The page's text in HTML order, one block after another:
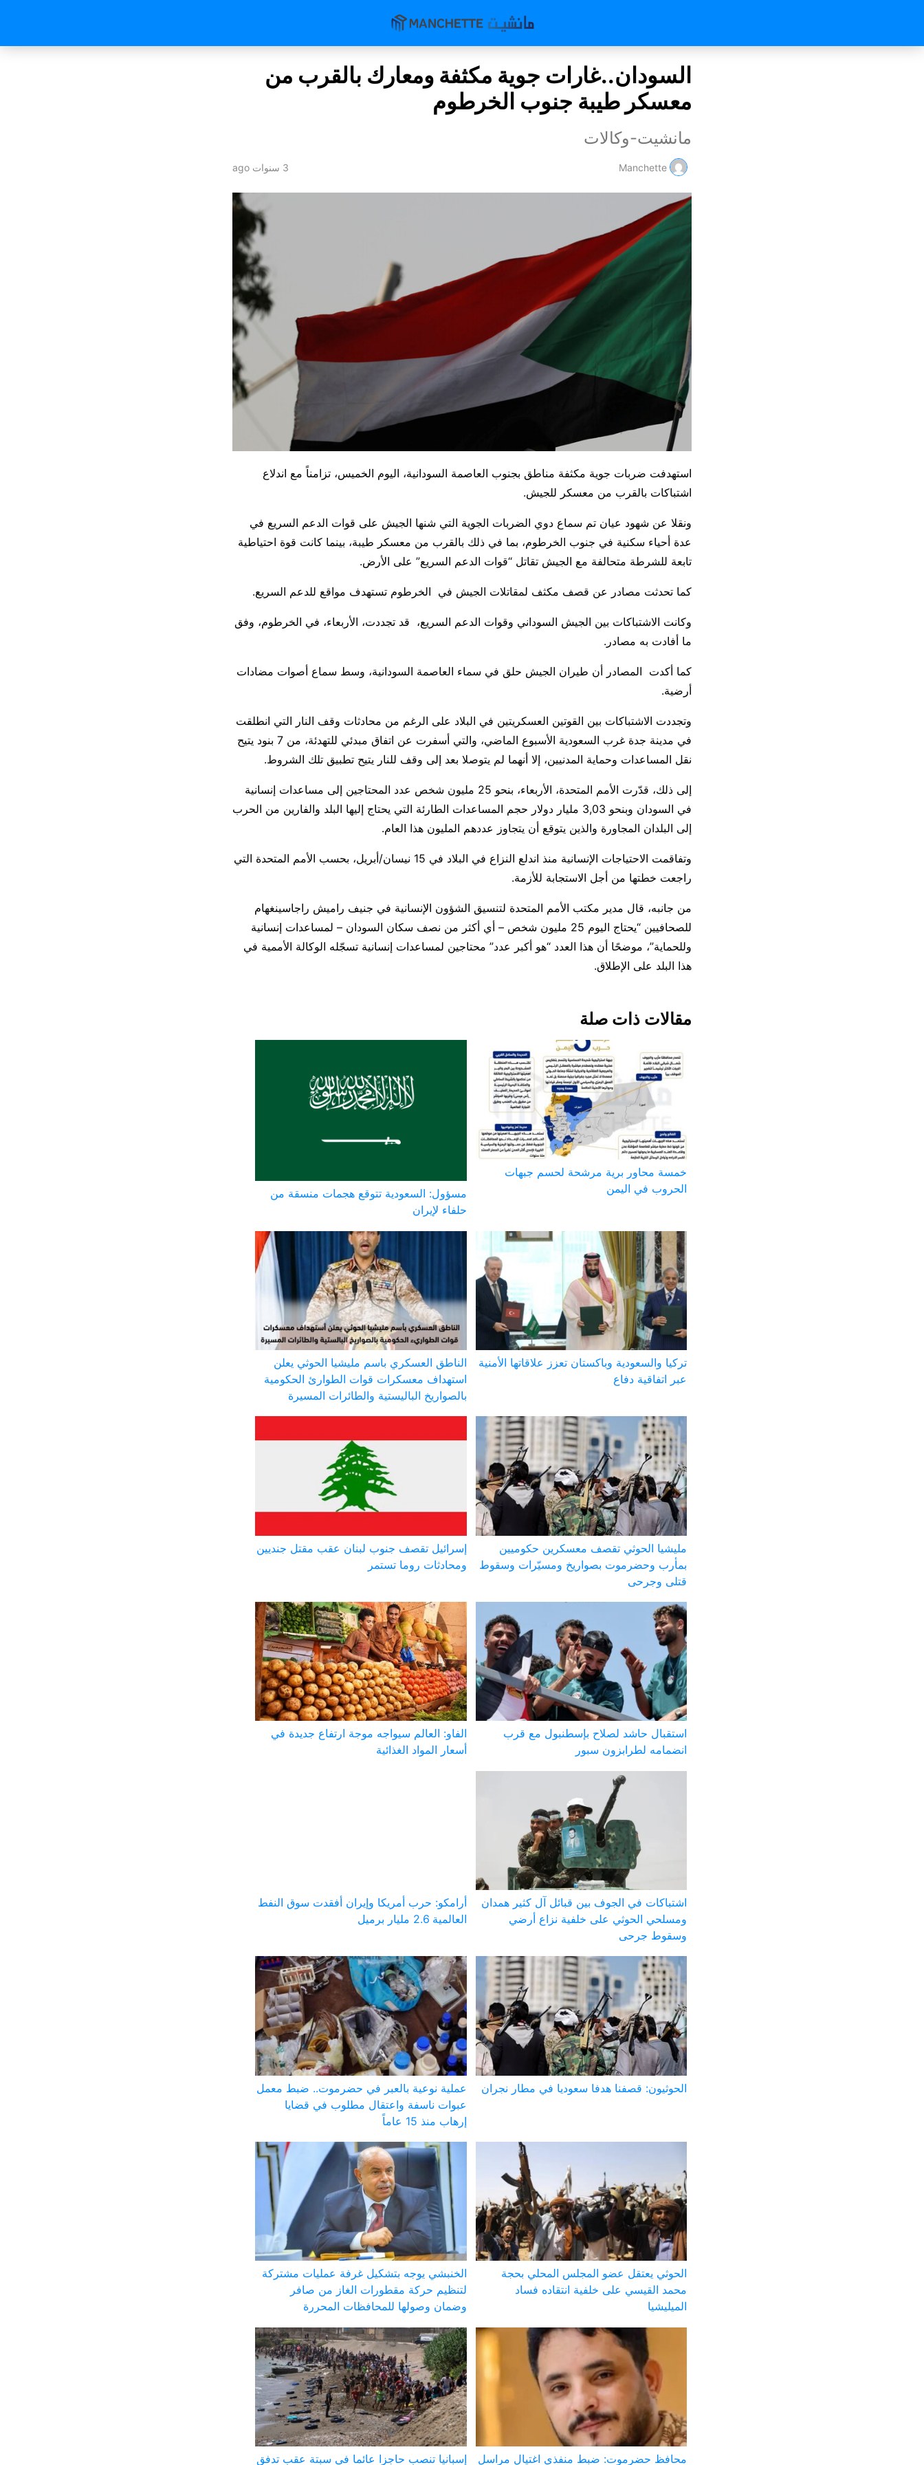
السودان..غارات جوية مكثفة ومعارك بالقرب من
معسكر طيبة جنوب الخرطوم
مانشيت-وكالات
Manchette 3 سنوات ago
استهدفت ضربات جوية مكثفة مناطق بجنوب العاصمة السودانية، اليوم الخميس، تزامناً مع اندلاع
اشتباكات بالقرب من معسكر للجيش.
ونقلا عن شهود عيان تم سماع دوي الضربات الجوية التي شنها الجيش على قوات الدعم السريع في
عدة أحياء سكنية في جنوب الخرطوم، بما في ذلك بالقرب من معسكر طيبة، بينما كانت قوة احتياطية
تابعة للشرطة متحالفة مع الجيش تقاتل “قوات الدعم السريع” على الأرض.
كما تحدثت مصادر عن قصف مكثف لمقاتلات الجيش في الخرطوم تستهدف مواقع للدعم السريع.
وكانت الاشتباكات بين الجيش السوداني وقوات الدعم السريع، قد تجددت، الأربعاء، في الخرطوم، وفق
ما أفادت به مصادر.
كما أكدت المصادر أن طيران الجيش حلق في سماء العاصمة السودانية، وسط سماع أصوات مضادات
أرضية.
وتجددت الاشتباكات بين القوتين العسكريتين في البلاد على الرغم من محادثات وقف النار التي انطلقت
في مدينة جدة غرب السعودية الأسبوع الماضي، والتي أسفرت عن اتفاق مبدئي للتهدئة، من 7 بنود يتيح
نقل المساعدات وحماية المدنيين، إلا أنهما لم يتوصلا بعد إلى وقف للنار يتيح تطبيق تلك الشروط.
إلى ذلك، قدّرت الأمم المتحدة، الأربعاء، بنحو 25 مليون شخص عدد المحتاجين إلى مساعدات إنسانية
في السودان وبنحو 3,03 مليار دولار حجم المساعدات الطارئة التي يحتاج إليها البلد والفارين من الحرب
إلى البلدان المجاورة والذين يتوقع أن يتجاوز عددهم المليون هذا العام.
وتفاقمت الاحتياجات الإنسانية منذ اندلع النزاع في البلاد في 15 نيسان/أبريل، بحسب الأمم المتحدة التي
راجعت خطتها من أجل الاستجابة للأزمة.
من جانبه، قال مدير مكتب الأمم المتحدة لتنسيق الشؤون الإنسانية في جنيف راميش راجاسينغهام
للصحافيين “يحتاج اليوم 25 مليون شخص – أي أكثر من نصف سكان السودان – لمساعدات إنسانية
وللحماية”، موضحًا أن هذا العدد “هو أكبر عدد” محتاجين لمساعدات إنسانية تسجّله الوكالة الأممية في
هذا البلد على الإطلاق.
مقالات ذات صلة
خمسة محاور برية مرشحة لحسم جبهات
الحروب في اليمن
مسؤول: السعودية تتوقع هجمات منسقة من
حلفاء لإيران
تركيا والسعودية وباكستان تعزز علاقاتها الأمنية
عبر اتفاقية دفاع
الناطق العسكري باسم مليشيا الحوثي يعلن
استهداف معسكرات قوات الطوارئ الحكومية
بالصواريخ الباليستية والطائرات المسيرة
مليشيا الحوثي تقصف معسكرين حكوميين
بمأرب وحضرموت بصواريخ ومسيّرات وسقوط
قتلى وجرحى
إسرائيل تقصف جنوب لبنان عقب مقتل جنديين
ومحادثات روما تستمر
استقبال حاشد لصلاح بإسطنبول مع قرب
انضمامه لطرابزون سبور
الفاو: العالم سيواجه موجة ارتفاع جديدة في
أسعار المواد الغذائية
اشتباكات في الجوف بين قبائل آل كثير همدان
ومسلحي الحوثي على خلفية نزاع أرضي
وسقوط جرحى
أرامكو: حرب أمريكا وإيران أفقدت سوق النفط
العالمية 2.6 مليار برميل
الحوثيون: قصفنا هدفا سعوديا في مطار نجران
عملية نوعية بالعبر في حضرموت.. ضبط معمل
عبوات ناسفة واعتقال مطلوب في قضايا
إرهاب منذ 15 عاماً
الحوثي يعتقل عضو المجلس المحلي بحجة
محمد القيسي على خلفية انتقاده فساد
الميليشيا
الخنبشي يوجه بتشكيل غرفة عمليات مشتركة
لتنظيم حركة مقطورات الغاز من صافر
وضمان وصولها للمحافظات المحررة
محافظ حضرموت: ضبط منفذي اغتيال مراسل إسبانيا تنصب حاجزا عائما في سبتة عقب تدفق